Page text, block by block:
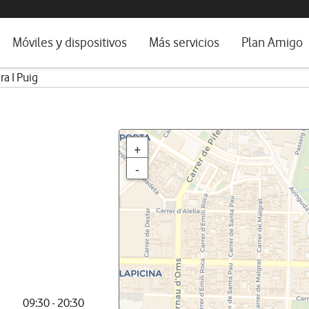
e idioma
TV
Móviles y dispositivos
Móviles
Más servicios Plan Amigo
I Puig
09:30 - 20:30
+
-